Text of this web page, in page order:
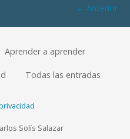
← Anterior
Aprender a aprender
Todas las entradas
Solís Salazar